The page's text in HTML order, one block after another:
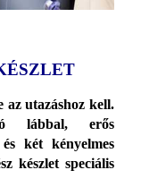
az utazáshoz kell.
lábbal, erős
két kényelmes
készlet speciális